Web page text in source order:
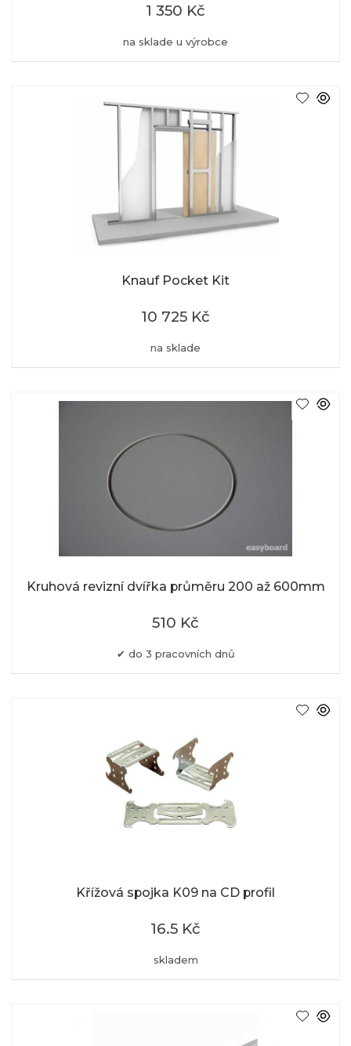
na sklade u výrobce
1 350 Kč
Knauf Pocket Kit
na sklade
10 725 Kč
Kruhová revizní dvířka průměru 200 až 600mm
do 3 pracovních dnů
510 Kč
Křížová spojka K09 na CD profil
skladem
16.5 Kč